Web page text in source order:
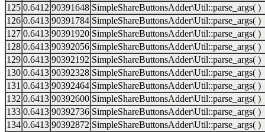
125 0.6412 90391648 SimpleShareButtonsAdder\Util::parse_args( )
126 0.6413 90391784 SimpleShareButtonsAdder\Util::parse_args( )
127 0.6413 90391920 SimpleShareButtonsAdder\Util::parse_args( )
128 0.6413 90392056 SimpleShareButtonsAdder\Util::parse_args( )
129 0.6413 90392192 SimpleShareButtonsAdder\Util::parse_args( )
130 0.6413 90392328 SimpleShareButtonsAdder\Util::parse_args( )
131 0.6413 90392464 SimpleShareButtonsAdder\Util::parse_args( )
132 0.6413 90392600 SimpleShareButtonsAdder\Util::parse_args( )
133 0.6413 90392736 SimpleShareButtonsAdder\Util::parse_args( )
134 0.6413 90392872 SimpleShareButtonsAdder\Util::parse_args( )